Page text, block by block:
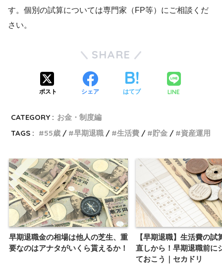
す。個別の試算については専門家（FP等）にご相談くだ
さい。
SHARE
ポスト シェア はてブ LINE
CATEGORY : お金・制度編
TAGS :
55歳 早期退職 生活費 貯金 資産運用
早期退職金の相場は他人の芝生、重
要なのはアナタがいくら貰えるか！
【早期退職】生活費の試
直しから！早期退職前に
ておこう｜セカドリ